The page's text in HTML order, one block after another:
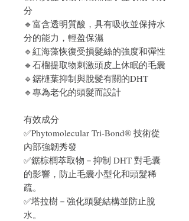
分
🔹富含透明質酸，具有吸收並保持水
分的能力，輕盈保濕
🔹紅海藻恢復受損髮絲的強度和彈性
🔹石榴提取物刺激頭皮上休眠的毛囊
🔹鋸槰葉抑制與脫髮有關的DHT
🔹專為老化的頭髮而設計
有效成分
✅Phytomolecular Tri-Bond® 技術從
內部強韌秀發
✅鋸棕櫚萃取物－抑制 DHT 對毛囊
的影響，防止毛囊小型化和頭髮稀
疏。
✅塔拉樹－強化頭髮結構並防止脫
水。